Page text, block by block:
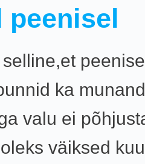
peenisel
ka
valu ei
väiksed